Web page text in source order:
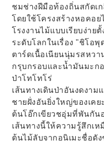
ชมช่างฝีมือท้องถิ่นสกัดเ
โดยใช้โครงสร้างหอคอ
โรงงานไม้แบบเรียบง่าย
ระดับโลกในเรื่อง "ชิโอพุ
ตาร์ดเนื้อเนียนนุ่มรสหวา
กรุบกรอบและน้ำมันมะก
ป่าโทโทโร่
เส้นทางเดินป่าอันงดงาม
ชายฝั่งอันยิ่งใหญ่ของเคย
ต้นโอ๊กเขียวชอุ่มที่พันกัน
เส้นทางนี้ให้ความรู้สึกเห
ต้นไม้ลับจากอนิเมะชื่อดั